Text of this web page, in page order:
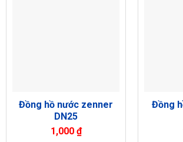
Đồng hồ nước zenner
DN25
1,000 ₫
Đồng